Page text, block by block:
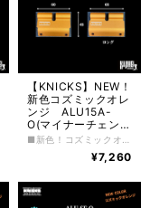
【KNICKS】NEW！
新色コズミックオレ
ンジ ALU15A-
O(マイナーチェンジ
タイプ）
ALU15LA-O
¥7,260